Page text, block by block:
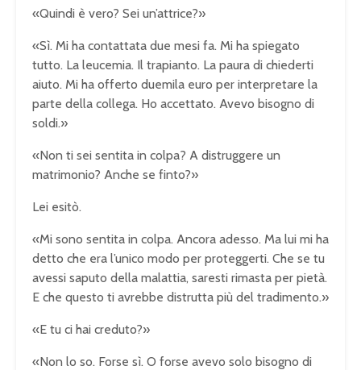
«Quindi è vero? Sei un’attrice?»
«Sì. Mi ha contattata due mesi fa. Mi ha spiegato
tutto. La leucemia. Il trapianto. La paura di chiederti
aiuto. Mi ha offerto duemila euro per interpretare la
parte della collega. Ho accettato. Avevo bisogno di
soldi.»
«Non ti sei sentita in colpa? A distruggere un
matrimonio? Anche se finto?»
Lei esitò.
«Mi sono sentita in colpa. Ancora adesso. Ma lui mi ha
detto che era l’unico modo per proteggerti. Che se tu
avessi saputo della malattia, saresti rimasta per pietà.
E che questo ti avrebbe distrutta più del tradimento.»
«E tu ci hai creduto?»
«Non lo so. Forse sì. O forse avevo solo bisogno di